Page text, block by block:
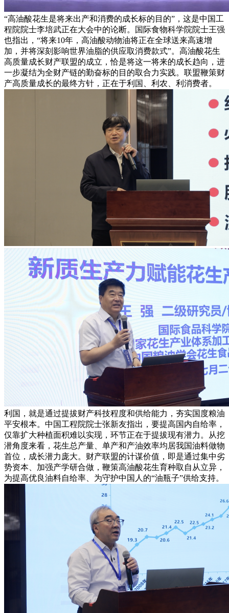
“高油酸花生是将来出产和消费的成长标的目的”，这是中国工
程院院士李培武正在大会中的论断。国际食物科学院院士王强
也指出，“将来10年，高油酸动物油将正在全球送来高速增
加，并将深刻影响世界油脂的供应取消费款式”。高油酸花生
高质量成长财产联盟的成立，恰是将这一将来的成长趋向，进
一步凝结为全财产链的勤奋标的目的取合力实践。联盟鞭策财
产高质量成长的最终方针，正在于利国、利农、利消费者。
利国，就是通过提拔财产科技程度和供给能力，夯实国度粮油
平安根本。中国工程院院士张新友指出，要提高国内自给率，
仅靠扩大种植面积难以实现，环节正在于提拔现有潜力。从挖
潜角度来看，花生总产量、单产和产油效率均居我国油料做物
首位，成长潜力庞大。财产联盟的计谋价值，即是通过集中劣
势资本、加强产学研合做，鞭策高油酸花生育种取自从立异，
为提高优良油料自给率、为守护中国人的“油瓶子”供给支持。